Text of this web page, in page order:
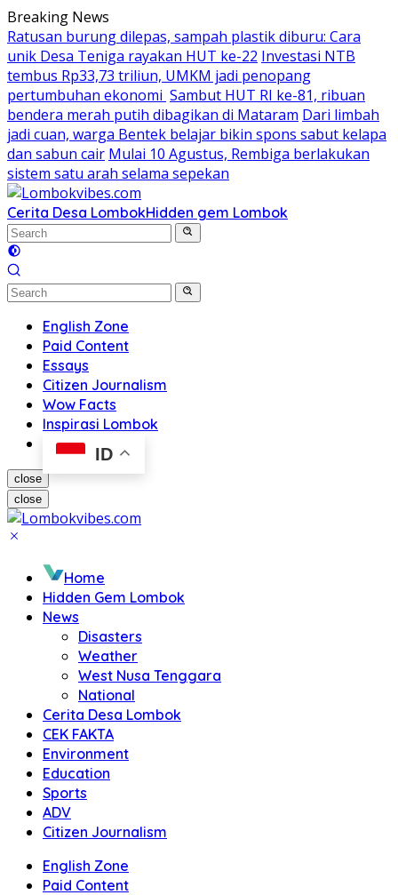
Skip
to
content
Breaking News
Ratusan burung dilepas, sampah plastik diburu: Cara
unik Desa Teniga rayakan HUT ke-22 Investasi NTB
tembus Rp33,73 triliun, UMKM jadi penopang
pertumbuhan ekonomi Sambut HUT RI ke-81, ribuan
bendera merah putih dibagikan di Mataram Dari limbah
jadi cuan, warga Bentek belajar bikin spons sabut kelapa
dan sabun cair Mulai 10 Agustus, Rembiga berlakukan
sistem satu arah selama sepekan
Cerita Desa LombokHidden gem Lombok
English Zone
Paid Content
Essays
Citizen Journalism
Wow Facts
Inspirasi Lombok
ID
close
close
Home
Hidden Gem Lombok
News
Disasters
Weather
West Nusa Tenggara
National
Cerita Desa Lombok
CEK FAKTA
Environment
Education
Sports
ADV
Citizen Journalism
English Zone
Paid Content